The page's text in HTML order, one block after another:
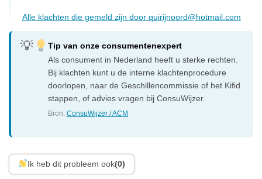
Alle klachten die gemeld zijn door quirijnoord@hotmail.com
Tip van onze consumentenexpert
Als consument in Nederland heeft u sterke rechten.
Bij klachten kunt u de interne klachtenprocedure
doorlopen, naar de Geschillencommissie of het Kifid
stappen, of advies vragen bij ConsuWijzer.
Bron:ConsuWijzer / ACM
Ik heb dit probleem ook(0)